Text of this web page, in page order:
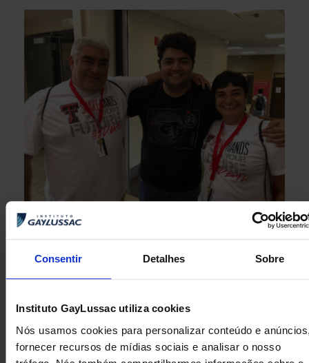
Consentir Detalhes Sobre
Instituto GayLussac utiliza cookies
Nós usamos cookies para personalizar conteúdo e
fornecer recursos de mídias sociais e analisar o nosso
“Tudo perfeito e conduzido com tanto amor, carinho,
responsabilidade e doação dos professores e
salvaguarda: Teresa Kassuga e Mafra. Obrigada
GayLussac!. Raquel, mãe do aluno Victor Barbosa (2M2)